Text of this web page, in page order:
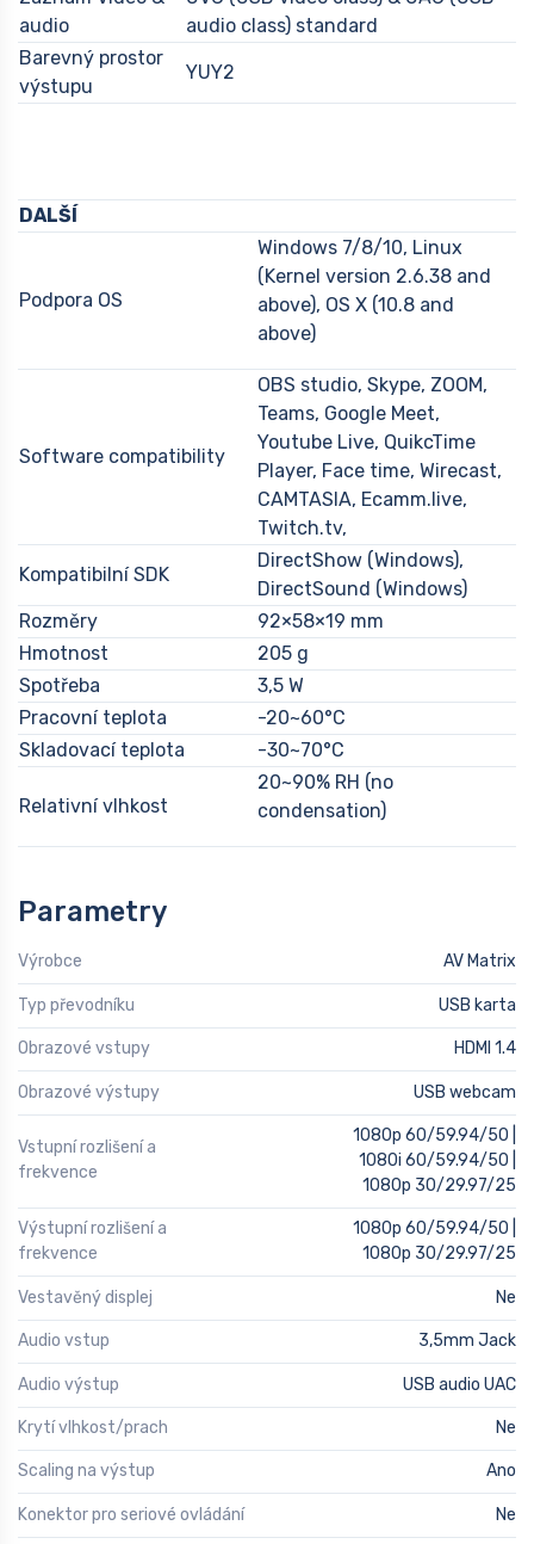
audio
audio class) standard
Barevný prostor
výstupu
YUY2
DALŠÍ
Podpora OS
Windows 7/8/10, Linux
(Kernel version 2.6.38 and
above), OS X (10.8 and
above)
Software compatibility
OBS studio, Skype, ZOOM,
Teams, Google Meet,
Youtube Live, QuikcTime
Player, Face time, Wirecast,
CAMTASIA, Ecamm.live,
Twitch.tv,
Kompatibilní SDK
DirectShow (Windows),
DirectSound (Windows)
Rozměry
92×58×19 mm
Hmotnost
205 g
Spotřeba
3,5 W
Pracovní teplota
-20~60°C
Skladovací teplota
-30~70°C
Relativní vlhkost
20~90% RH (no
condensation)
Parametry
Výrobce AV Matrix
Typ převodníku USB karta
Obrazové vstupy HDMI 1.4
Obrazové výstupy USB webcam
Vstupní rozlišení a
frekvence
1080p 60/59.94/50 |
1080i 60/59.94/50 |
1080p 30/29.97/25
Výstupní rozlišení a
frekvence
1080p 60/59.94/50 |
1080p 30/29.97/25
Vestavěný displej Ne
Audio vstup 3,5mm Jack
Audio výstup USB audio UAC
Krytí vlhkost/prach Ne
Scaling na výstup Ano
Konektor pro seriové ovládání Ne